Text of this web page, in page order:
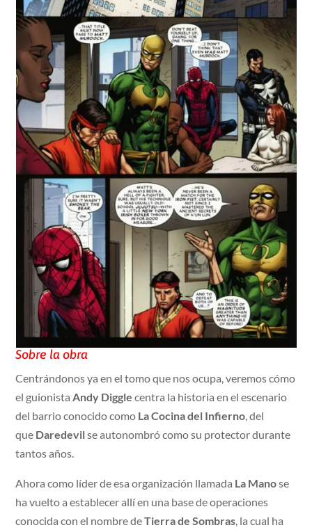
Sobre la obra
Centrándonos ya en el tomo que nos ocupa, veremos cómo
el guionistaAndy Diggle centra la historia en el escenario
del barrio conocido como La Cocina del Infierno, del
que Daredevilse autonombró como su protector durante
tantos años.
Ahora como líder de esa organización llamada La Manose
ha vuelto a establecer allí en una base de operaciones
conocida con el nombre deTierra de Sombras, la cual ha